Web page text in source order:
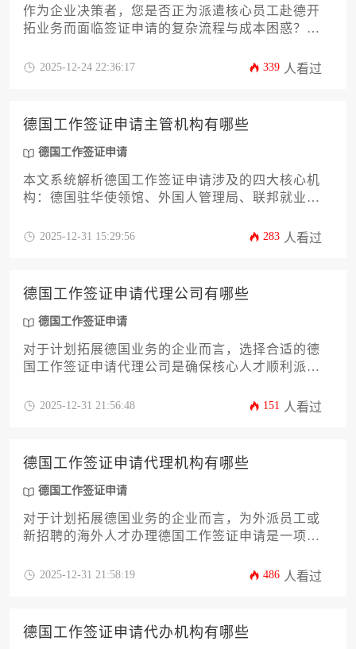
作为企业决策者，您是否正为派遣核心员工赴德开
拓业务而面临签证申请的复杂流程与成本困惑？本
费用指南，涵盖从职位预审批、材料准备、使馆递
人员等不同岗位的申请策略给出专业建议，助您高
效、合规地完成人才派遣任务，规避常见风险。
2025-12-24 22:36:17 339 人看过
德国工作签证申请主管机构有哪些
德国工作签证申请
本文系统解析德国工作签证申请涉及的四大核心机
构：德国驻华使领馆、外国人管理局、联邦就业局
构的职能分工、审批流程及协同机制，并提供实操
2025-12-31 15:29:56 283 人看过
德国工作签证申请代理公司有哪些
德国工作签证申请
对于计划拓展德国业务的企业而言，选择合适的德
国工作签证申请代理公司是确保核心人才顺利派驻
的筛选指南，深度剖析市场上主流代理服务商的类
收费模式等核心维度，帮助企业高效锁定最契合的
合作伙伴，从而优化整个德国工作签证申请流程，
规避潜在风险。
2025-12-31 21:56:48 151 人看过
德国工作签证申请代理机构有哪些
德国工作签证申请
对于计划拓展德国业务的企业而言，为外派员工或
新招聘的海外人才办理德国工作签证申请是一项关
效规避政策风险、提升获批效率。本文将系统梳理
套科学、务实的评估框架，助力企业高效完成人才
全球化布局的关键一步。
2025-12-31 21:58:19 486 人看过
德国工作签证申请代办机构有哪些